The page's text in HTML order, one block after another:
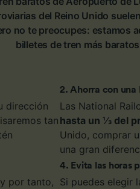
del Reino Unido
no te preocupes: estamos
billetes de tren más
dirección
tan
2. Ahorra con una
Las National
hasta un ⅓ del
Unido, comprar
una gran
por tanto,
4. Evita las horas
Si puedes elegir